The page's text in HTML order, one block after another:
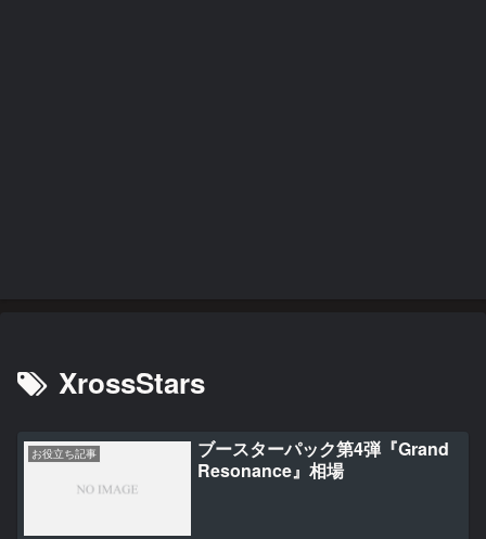
XrossStars
お役立ち記事
ブースターパック第4弾『Grand
Resonance』相場